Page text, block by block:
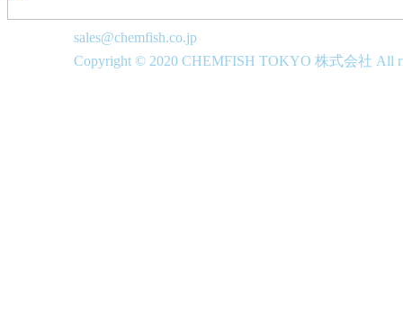
sales@chemfish.co.jp
Copyright © 2020 CHEMFISH TOKYO 株式会社 All